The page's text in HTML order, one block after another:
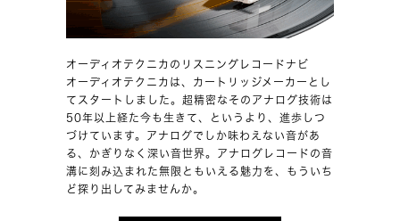
オーディオテクニカのリスニングレコードナビ
オーディオテクニカは、カートリッジメーカーとし
てスタートしました。超精密なそのアナログ技術は
50年以上経た今も生きて、というより、進歩しつ
づけています。アナログでしか味わえない音があ
る、かぎりなく深い音世界。アナログレコードの音
溝に刻み込まれた無限ともいえる魅力を、もういち
ど探り出してみませんか。